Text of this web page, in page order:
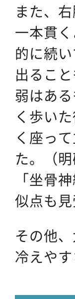
また、
一本貫
的に続
出るこ
弱はあ
く歩い
く座っ
た。（
「坐骨
似点も見
その他
冷えや